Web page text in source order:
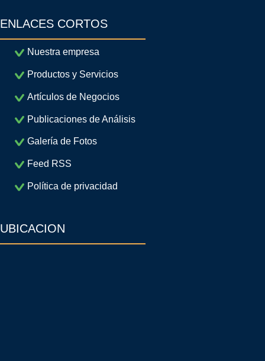
ENLACES CORTOS
Nuestra empresa
Productos y Servicios
Artículos de Negocios
Publicaciones de Análisis
Galería de Fotos
Feed RSS
Política de privacidad
UBICACION